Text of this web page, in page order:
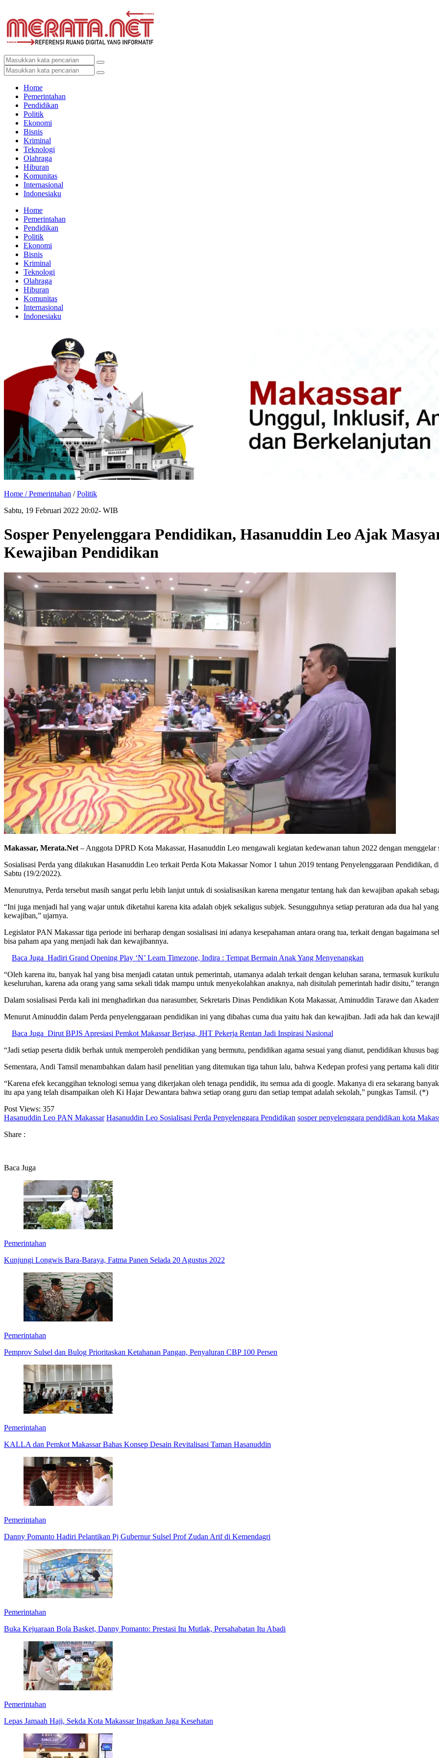
Home
Pemerintahan
Pendidikan
Politik
Ekonomi
Bisnis
Kriminal
Teknologi
Olahraga
Hiburan
Komunitas
Internasional
Indonesiaku
Home
Pemerintahan
Pendidikan
Politik
Ekonomi
Bisnis
Kriminal
Teknologi
Olahraga
Hiburan
Komunitas
Internasional
Indonesiaku
Home /Pemerintahan /Politik
Sabtu, 19 Februari 2022 20:02- WIB
Sosper Penyelenggara Pendidikan, Hasanuddin Leo Ajak
Kewajiban Pendidikan
Makassar, Merata.Net – Anggota DPRD Kota Makassar, Hasanuddin Leo mengawali kegiatan kedewanan tahun 2022 dengan menggelar
Sosialisasi Perda yang dilakukan Hasanuddin Leo terkait Perda Kota Makassar Nomor 1 tahun 2019 tentang Penyelenggaraan
Sabtu (19/2/2022).
Menurutnya, Perda tersebut masih sangat perlu lebih lanjut untuk di sosialisasikan karena mengatur tentang hak dan kewajiban apakah
“Ini juga menjadi hal yang wajar untuk diketahui karena kita adalah objek sekaligus subjek. Sesungguhnya setiap peraturan ada dua hal
kewajiban,” ujarnya.
Legislator PAN Makassar tiga periode ini berharap dengan sosialisasi ini adanya kesepahaman antara orang tua, terkait dengan bagaimana
bisa paham apa yang menjadi hak dan kewajibannya.
Baca Juga Hadiri Grand Opening Play ‘N’ Learn Timezone, Indira : Tempat Bermain Anak Yang Menyenangkan
“Oleh karena itu, banyak hal yang bisa menjadi catatan untuk pemerintah, utamanya adalah terkait dengan keluhan sarana, termasuk
keseluruhan, karena ada orang yang sama sekali tidak mampu untuk menyekolahkan anaknya, nah disitulah pemerintah hadir disitu,”
Dalam sosialisasi Perda kali ini menghadirkan dua narasumber, Sekretaris Dinas Pendidikan Kota Makassar, Aminuddin Tarawe dan
Menurut Aminuddin dalam Perda penyelenggaraan pendidikan ini yang dibahas cuma dua yaitu hak dan kewajiban. Jadi ada hak dan
Baca Juga Dirut BPJS Apresiasi Pemkot Makassar Berjasa, JHT Pekerja Rentan Jadi Inspirasi Nasional
“Jadi setiap peserta didik berhak untuk memperoleh pendidikan yang bermutu, pendidikan agama sesuai yang dianut, pendidikan khusus
Sementara, Andi Tamsil menambahkan dalam hasil penelitian yang ditemukan tiga tahun lalu, bahwa Kedepan profesi yang pertama kali
“Karena efek kecanggihan teknologi semua yang dikerjakan oleh tenaga pendidik, itu semua ada di google. Makanya di era sekarang
itu apa yang telah disampaikan oleh Ki Hajar Dewantara bahwa setiap orang guru dan setiap tempat adalah sekolah,” pungkas Tamsil. (*)
Post Views: 357
Hasanuddin Leo PAN Makassar Hasanuddin Leo Sosialisasi Perda Penyelenggara Pendidikan sosper penyelenggara pendidikan kota
Share :
Baca Juga
Pemerintahan
Kunjungi Longwis Bara-Baraya, Fatma Panen Selada 20 Agustus 2022
Pemerintahan
Pemprov Sulsel dan Bulog Prioritaskan Ketahanan Pangan, Penyaluran CBP 100 Persen
Pemerintahan
KALLA dan Pemkot Makassar Bahas Konsep Desain Revitalisasi Taman Hasanuddin
Pemerintahan
Danny Pomanto Hadiri Pelantikan Pj Gubernur Sulsel Prof Zudan Arif di Kemendagri
Pemerintahan
Buka Kejuaraan Bola Basket, Danny Pomanto: Prestasi Itu Mutlak, Persahabatan Itu Abadi
Pemerintahan
Lepas Jamaah Haji, Sekda Kota Makassar Ingatkan Jaga Kesehatan